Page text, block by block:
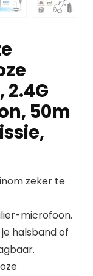
50m
zeker te
microfoon.
halsband of